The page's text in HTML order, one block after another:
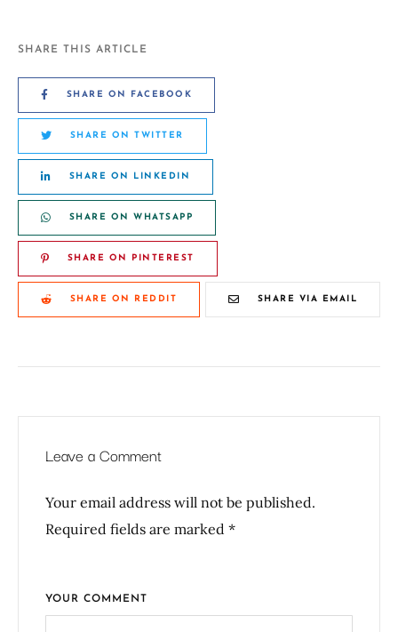
SHARE THIS ARTICLE
SHARE ON FACEBOOK
SHARE ON TWITTER
SHARE ON LINKEDIN
SHARE ON WHATSAPP
SHARE ON PINTEREST
SHARE ON REDDIT SHARE VIA EMAIL
Leave a Comment
Your email address will not be published.
Required fields are marked *
YOUR COMMENT